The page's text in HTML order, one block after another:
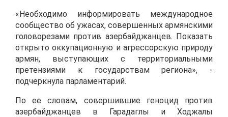
«Необходимо информировать международное
сообщество об ужасах, совершенных армянскими
головорезами против азербайджанцев. Показать
открыто оккупационную и агрессорскую природу
армян, выступающих с территориальными
претензиями к государствам региона», -
подчеркнула парламентарий.
По ее словам, совершившие геноцид против
азербайджанцев в Гарадаглы и Ходжалы